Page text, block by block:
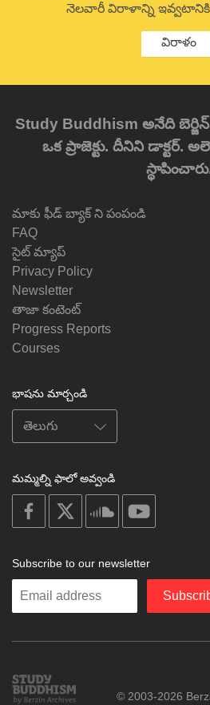
నెలవారీ విరాళాన్ని ఇవ్వటానికి
విరాళం
Study Buddhism అనేది
ఒక ప్రాజెక్టు. దీనిని డాక్టర్.
మాకు ఫీడ్ బ్యాక్ ని పంపండి
FAQ
సైట్ మ్యాప్
Privacy Policy
Newsletter
తాజా కంటెంట్
Progress Reports
Courses
భాషను మార్చండి
మమ్మల్ని ఫాలో అవ్వండి
on
facebook
soundcloud
Subscribe to our newsletter
Enter
Study
Buddhism
© 2003-2026